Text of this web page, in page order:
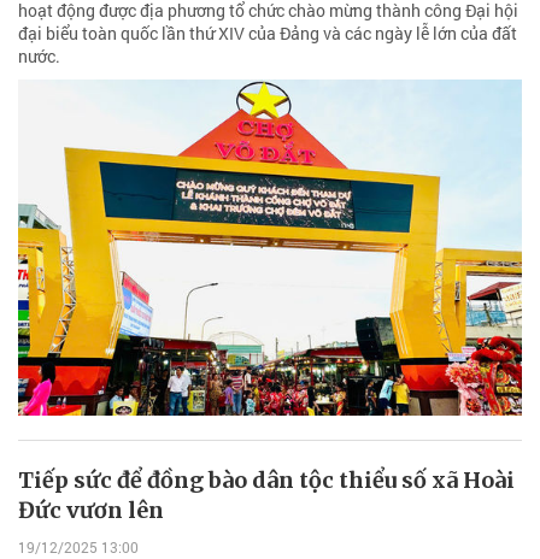
hoạt động được địa phương tổ chức chào mừng thành công Đại hội
đại biểu toàn quốc lần thứ XIV của Đảng và các ngày lễ lớn của đất
nước.
Tiếp sức để đồng bào dân tộc thiểu số xã Hoài
Đức vươn lên
19/12/2025 13:00